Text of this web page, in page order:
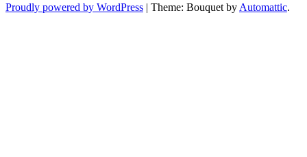
Proudly powered by WordPress | Theme: Bouquet by Automattic.